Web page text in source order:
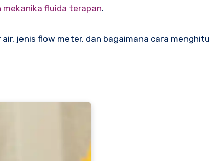
mekanika fluida terapan.
jenis flow meter, dan bagaimana cara